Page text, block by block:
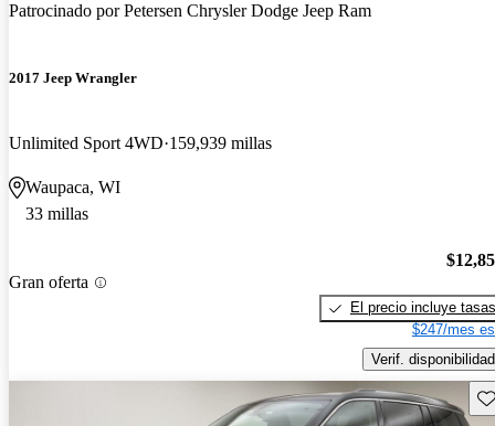
Patrocinado porPetersen Chrysler Dodge Jeep Ram
2017 Jeep Wrangler
Unlimited Sport 4WD 159,939 millas
Waupaca, WI
33 millas
Gran oferta
El precio incluye tasas
$247/mes
Verif. disponibilidad